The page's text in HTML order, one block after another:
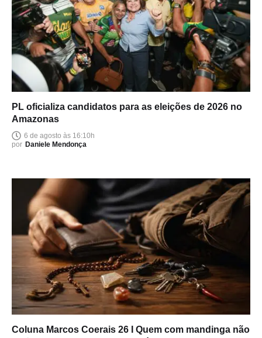
PL oficializa candidatos para as eleições de 2026 no
Amazonas
6 de agosto às 16:10h
por Daniele Mendonça
Coluna Marcos Coerais 26 I Quem com mandinga não